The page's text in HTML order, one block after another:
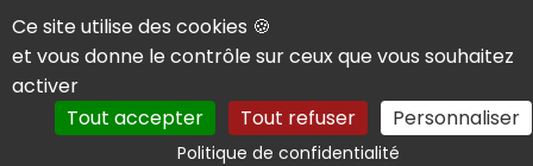
Panneau de gestion des cookies
Ce site utilise des cookies 🍪
et vous donne le contrôle sur ceux que vous souhaitez
activer
Tout accepter
Tout refuser Personnaliser
Politique de confidentialitéRechercher